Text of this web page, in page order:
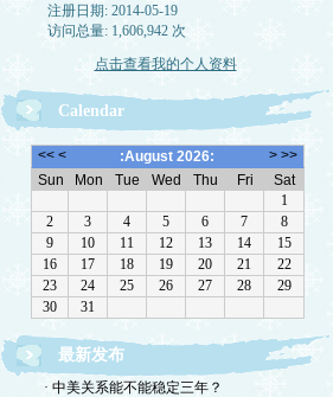
注册日期: 2014-05-19
访问总量: 1,606,942 次
点击查看我的个人资料
Calendar
最新发布
· 中美关系能不能稳定三年？